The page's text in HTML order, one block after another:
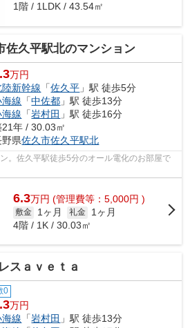
1階 / 1LDK / 43.54㎡
佐久平駅北のマンション
万円
陸新幹線 「佐久平 」駅 徒歩5分
海線 「中佐都 」駅 徒歩13分
海線 「岩村田 」駅 徒歩16分
21年 / 30.03㎡
野県佐久市佐久平駅北
。佐久平駅徒歩5分のオール電化のお部屋で
6.3万円 (管理費等：5,000円 )
敷金 1ヶ月 礼金
1ヶ月
4階 / 1K / 30.03㎡
スａｖｅｔａ
0
万円
海線 「岩村田 」駅 徒歩13分